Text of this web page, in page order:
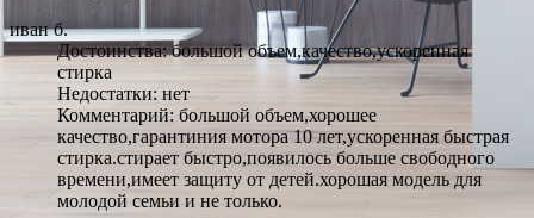
иван б.
Достоинства: большой объем,качество,ускоренная
стирка
Недостатки: нет
Комментарий: большой объем,хорошее
качество,гарантиния мотора 10 лет,ускоренная быстрая
стирка.стирает быстро,появилось больше свободного
времени,имеет защиту от детей.хорошая модель для
молодой семьи и не только.